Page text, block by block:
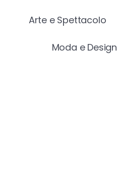
Arte e Spettacolo
Moda e Design